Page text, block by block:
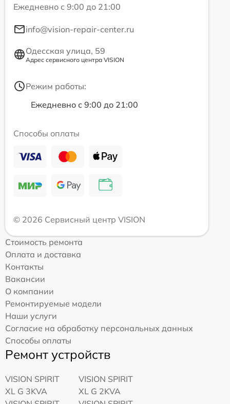
Ежедневно с 9:00 до 21:00
info@vision-repair-center.ru
Одесская улица, 59
Адрес сервисного центра VISION
Режим работы:
Ежедневно с 9:00 до 21:00
Способы оплаты
© 2026 Сервисный центр VISION
Стоимость ремонта
Оплата и доставка
Контакты
Вакансии
О компании
Ремонтируемые модели
Наши услуги
Согласие на обработку персональных данных
Способы оплаты
Ремонт устройств
VISION SPIRIT
XL G 3KVA
VISION SPIRIT
XL G 2KVA